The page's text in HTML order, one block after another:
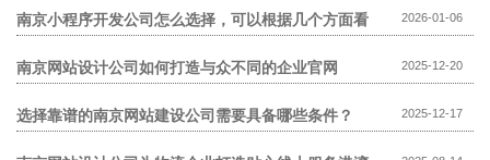
南京小程序开发公司怎么选择，可以根据几个方面看 2026-01-06
南京网站设计公司如何打造与众不同的企业官网 2025-12-20
选择靠谱的南京网站建设公司需要具备哪些条件？ 2025-12-17